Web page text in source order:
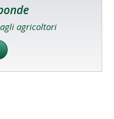
agricoltori